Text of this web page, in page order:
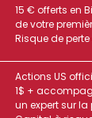
15 € offerts en
de votre
Risque de
Actions US
1$ +
un expert sur